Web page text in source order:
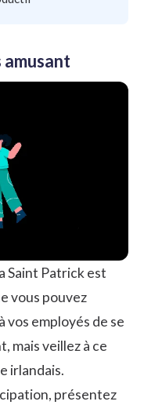
amusant
Saint Patrick est
vous pouvez
vos employés de se
mais veillez à ce
irlandais.
présentez